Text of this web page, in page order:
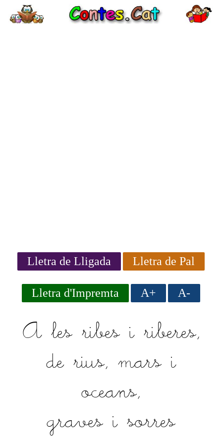
Lletra de Lligada Lletra de Pal
Lletra d'Impremta A+ A-
A les ribes i riberes,
de rius, mars i
oceans,
graves i sorres